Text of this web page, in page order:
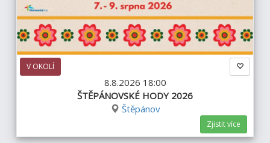
V OKOLÍ
8.8.2026 18:00
ŠTĚPÁNOVSKÉ HODY 2026
Štěpánov
Zjistit více